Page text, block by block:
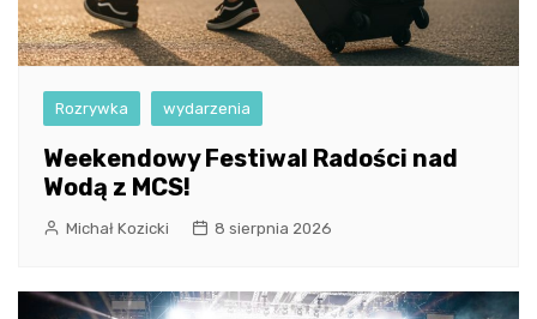
Rozrywka wydarzenia
Weekendowy Festiwal Radości nad
Wodą z MCS!
Michał Kozicki 8 sierpnia 2026